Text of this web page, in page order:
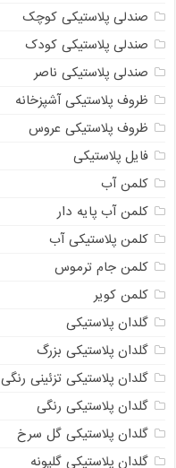
صندلی پلاستیکی کوچک
صندلی پلاستیکی کودک
صندلی پلاستیکی ناصر
ظروف پلاستیکی آشپزخانه
ظروف پلاستیکی عروس
فایل پلاستیکی
کلمن آب
کلمن آب پایه دار
کلمن پلاستیکی آب
کلمن جام ترموس
کلمن کویر
گلدان پلاستیکی
گلدان پلاستیکی بزرگ
گلدان پلاستیکی تزئینی رنگی
گلدان پلاستیکی رنگی
گلدان پلاستیکی گل سرخ
گلدان پلاستیکی گلپونه